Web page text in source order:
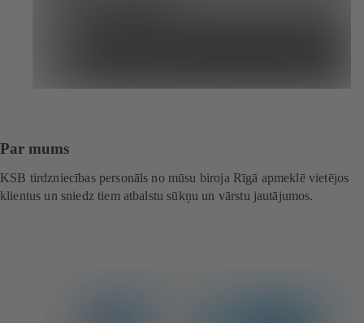
Par mums
KSB tirdzniecības personāls no mūsu biroja Rīgā apmeklē vietējos
klientus un sniedz tiem atbalstu sūkņu un vārstu jautājumos.